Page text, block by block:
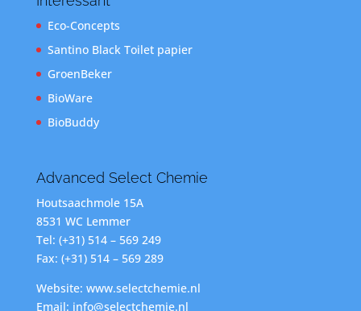
Eco-Concepts
Santino Black Toilet papier
GroenBeker
BioWare
BioBuddy
Advanced Select Chemie
Houtsaachmole 15A
8531 WC Lemmer
Tel: (+31) 514 – 569 249
Fax: (+31) 514 – 569 289
Website: www.selectchemie.nl
Email: info@selectchemie.nl